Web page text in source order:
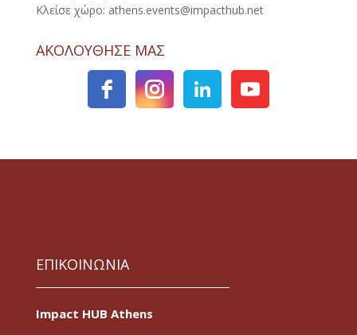
Κλείσε χώρο: athens.events@impacthub.net
ΑΚΟΛΟΥΘΗΣΕ ΜΑΣ
ΕΠΙΚΟΙΝΩΝΙΑ
Impact HUB Athens